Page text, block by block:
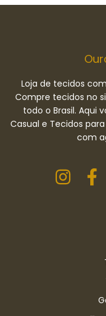
Loja de tecidos
Compre tecidos no
todo o Brasil. Aqui
Casual e Tecidos
com